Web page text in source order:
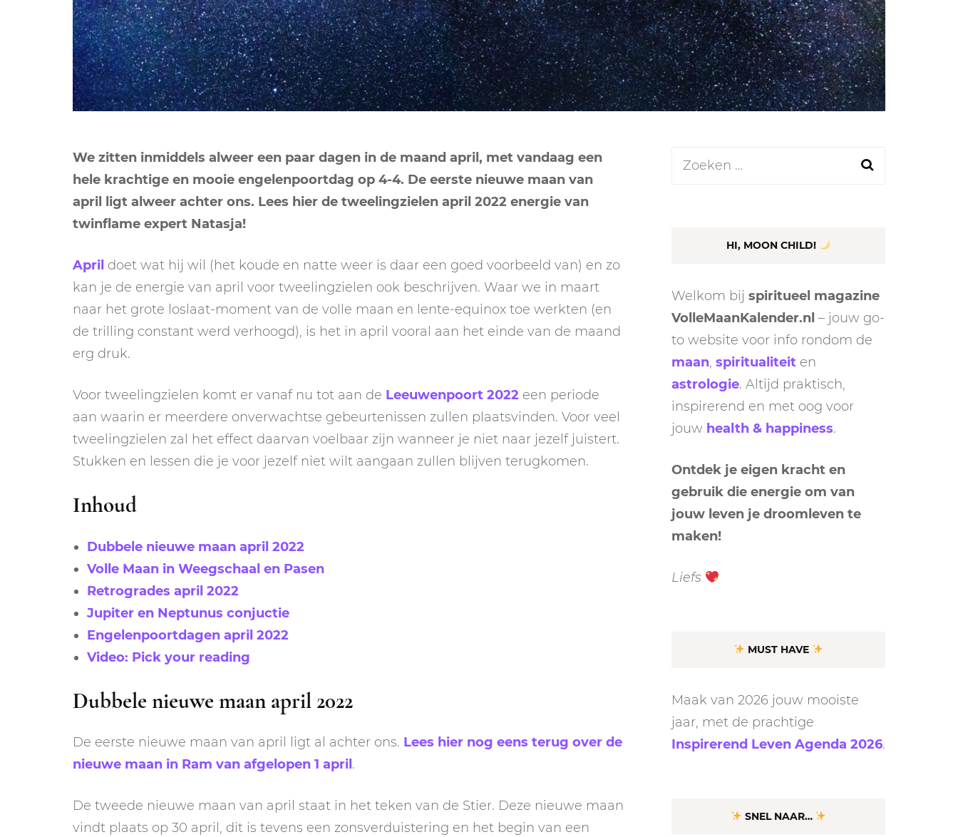
NEGENDE HUIS
TIENDE HUIS
ELFDE HUIS
NEPTUNUS
PLUTO
CHIRON
ORAKEL
RITUELEN
NIEUWE MAAN
RITUELEN
MERCURIUS
RETROGRADE RITUEEL
SPIRIT ANIMALS
We zitten inmiddels alweer een paar dagen in de maand april, met vandaag een
hele krachtige en mooie engelenpoortdag op 4-4. De eerste nieuwe maan van
april ligt alweer achter ons. Lees hier de tweelingzielen april 2022 energie van
twinflame expert Natasja!
April doet wat hij wil (het koude en natte weer is daar een goed voorbeeld van) en zo
kan je de energie van april voor tweelingzielen ook beschrijven. Waar we in maart
naar het grote loslaat-moment van de volle maan en lente-equinox toe werkten (en
de trilling constant werd verhoogd), is het in april vooral aan het einde van de maand
erg druk.
Voor tweelingzielen komt er vanaf nu tot aan de Leeuwenpoort 2022 een periode
aan waarin er meerdere onverwachtse gebeurtenissen zullen plaatsvinden. Voor veel
tweelingzielen zal het effect daarvan voelbaar zijn wanneer je niet naar jezelf juistert.
Stukken en lessen die je voor jezelf niet wilt aangaan zullen blijven terugkomen.
Inhoud
Dubbele nieuwe maan april 2022
Volle Maan in Weegschaal en Pasen
Retrogrades april 2022
Jupiter en Neptunus conjuctie
Engelenpoortdagen april 2022
Video: Pick your reading
Dubbele nieuwe maan april 2022
De eerste nieuwe maan van april ligt al achter ons. Lees hier nog eens terug over de
nieuwe maan in Ram van afgelopen 1 april.
De tweede nieuwe maan van april staat in het teken van de Stier. Deze nieuwe maan
vindt plaats op 30 april, dit is tevens een zonsverduistering en het begin van een
Zoeken
HI, MOON CHILD!
Welkom bij spiritueel magazine
VolleMaanKalender.nl – jouw go-
to website voor info rondom de
maan, spiritualiteit en
astrologie. Altijd praktisch,
inspirerend en met oog voor
jouw health & happiness.
Ontdek je eigen kracht en
gebruik die energie om van
jouw leven je droomleven te
maken!
Liefs
MUST HAVE
Maak van 2026 jouw mooiste
jaar, met de prachtige
Inspirerend Leven Agenda 2026.
SNEL NAAR…